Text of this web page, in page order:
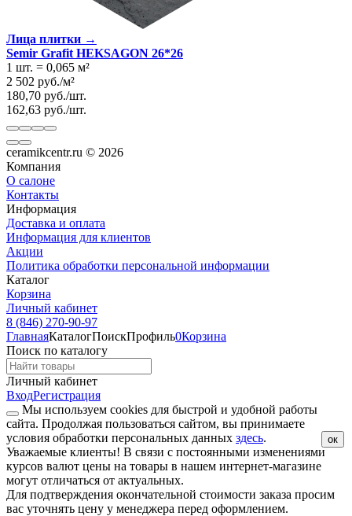
Лица плитки →
Semir Grafit HEKSAGON 26*26
1 шт. = 0,065 м²
2 502 руб./м²
180,70 руб./шт.
162,63 руб./шт.
ceramikcentr.ru © 2026
Компания
О салоне
Контакты
Информация
Доставка и оплата
Информация для клиентов
Акции
Политика обработки персональной информации
Каталог
Корзина
Личный кабинет
8 (846) 270-90-97
ГлавнаяКаталогПоискПрофиль0Корзина
Поиск по каталогу
Личный кабинет
ВходРегистрация
Мы используем cookies для быстрой и удобной работы
сайта. Продолжая пользоваться сайтом, вы принимаете
условия обработки персональных данных здесь. ок
Уважаемые клиенты! В связи с постоянными изменениями
курсов валют цены на товары в нашем интернет-магазине
могут отличаться от актуальных.
Для подтверждения окончательной стоимости заказа просим
вас уточнять цену у менеджера перед оформлением.